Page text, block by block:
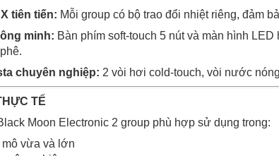
tiên tiến: Mỗi group có bộ trao đổi nhiệt riêng, đảm
minh: Bàn phím soft-touch 5 nút và màn hình
chuyên nghiệp: 2 vòi hơi cold-touch, vòi nước
TẾ
Moon Electronic 2 group phù hợp sử dụng trong:
mô vừa và lớn